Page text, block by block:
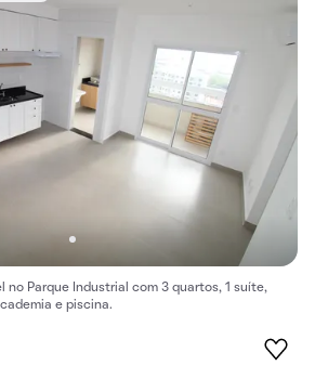
no Parque Industrial com 3 quartos, 1 suíte,
e piscina.